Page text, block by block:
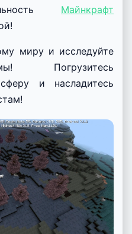
Майнкрафт
миру и исследуйте
Погрузитесь
и насладитесь